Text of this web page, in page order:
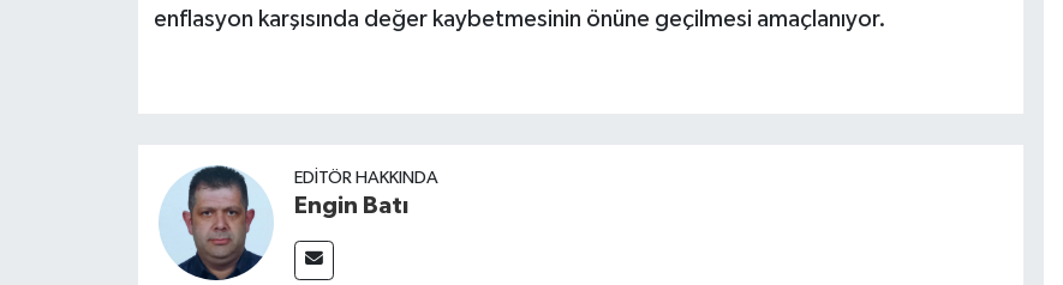
enflasyon karşısında değer kaybetmesinin önüne geçilmesi amaçlanıyor.
EDITÖR HAKKINDA
Engin Batı